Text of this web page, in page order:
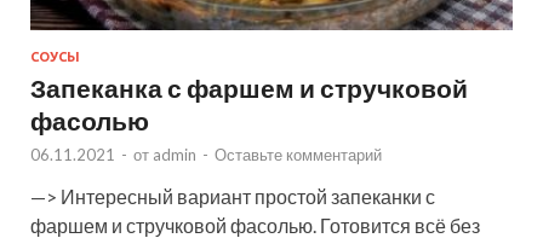
СОУСЫ
Запеканка с фаршем и стручковой
фасолью
06.11.2021 - от admin - Оставьте комментарий
—> Интересный вариант простой запеканки с
фаршем и стручковой фасолью. Готовится всё без